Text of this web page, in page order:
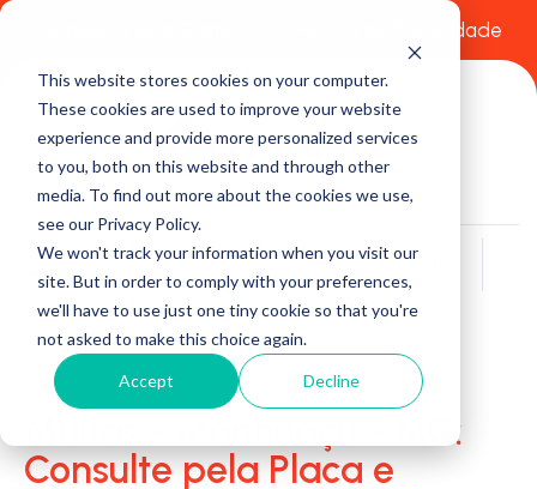
This website stores cookies on your computer.
These cookies are used to improve your website
experience and provide more personalized services
to you, both on this website and through other
media. To find out more about the cookies we use,
see our Privacy Policy.
We won't track your information when you visit our
site. But in order to comply with your preferences,
we'll have to use just one tiny cookie so that you're
not asked to make this choice again.
Accept Decline
Política de Privacidade
Buscar
Multas - Manhuaçu - MG:
Consulte pela Placa e